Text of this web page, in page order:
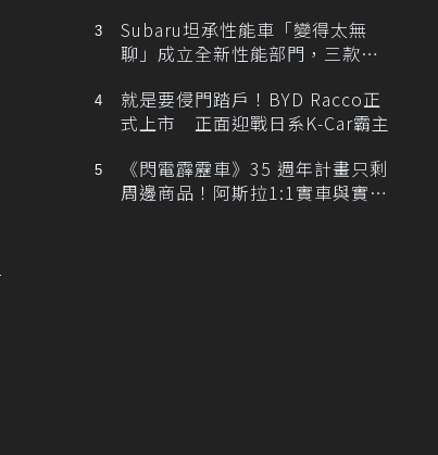
Subaru坦承性能車「變得太無
聊」成立全新性能部門，三款手
就是要侵門踏戶！BYD Racco正
式上市 正面迎戰日系K-Car霸主
《閃電霹靂車》35 週年計畫只剩
周邊商品！阿斯拉1:1實車與實體